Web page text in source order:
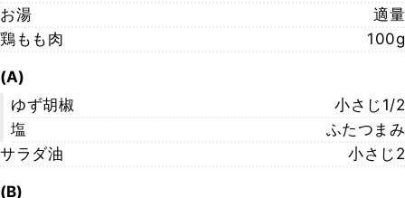
お湯
適量
鶏もも肉
100g
(A)
ゆず胡椒
小さじ1/2
塩
ふたつまみ
サラダ油
小さじ2
(B)